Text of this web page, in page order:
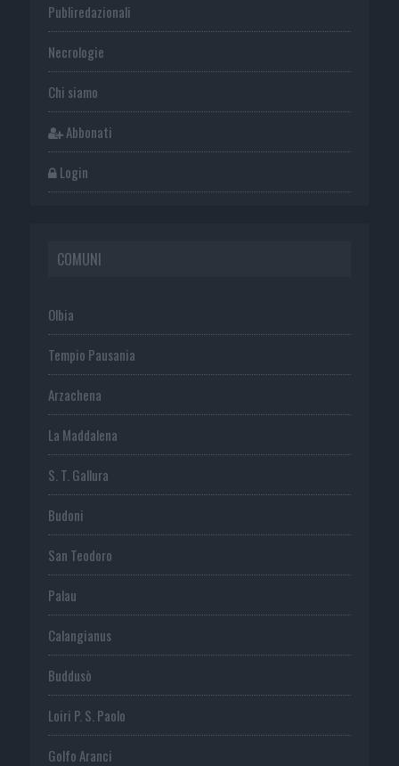
Publiredazionali
Necrologie
Chi siamo
Abbonati
Login
COMUNI
Olbia
Tempio Pausania
Arzachena
La Maddalena
S. T. Gallura
Budoni
San Teodoro
Palau
Calangianus
Buddusò
Loiri P. S. Paolo
Golfo Aranci